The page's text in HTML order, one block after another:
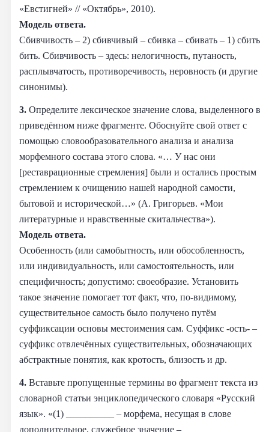
«Евстигней» // «Октябрь», 2010).
Модель ответа.
Сбивчивость – 2) сбивчивый – сбивка – сбивать – 1) сбить
бить. Сбивчивость – здесь: нелогичность, путаность,
расплывчатость, противоречивость, неровность (и другие
синонимы).
3. Определите лексическое значение слова, выделенного в
приведённом ниже фрагменте. Обоснуйте свой ответ с
помощью словообразовательного анализа и анализа
морфемного состава этого слова. «… У нас они
[реставрационные стремления] были и остались простым
стремлением к очищению нашей народной самости,
бытовой и исторической…» (А. Григорьев. «Мои
литературные и нравственные скитальчества»).
Модель ответа.
Особенность (или самобытность, или обособленность,
или индивидуальность, или самостоятельность, или
специфичность; допустимо: своеобразие. Установить
такое значение помогает тот факт, что, по-видимому,
существительное самость было получено путём
суффиксации основы местоимения сам. Суффикс -ость- –
суффикс отвлечённых существительных, обозначающих
абстрактные понятия, как кротость, близость и др.
4. Вставьте пропущенные термины во фрагмент текста из
словарной статьи энциклопедического словаря «Русский
язык». «(1) __________ – морфема, несущая в слове
дополнительное, служебное значение –